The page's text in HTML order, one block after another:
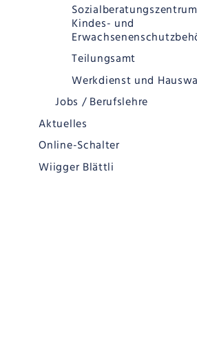
Kindes- und
Teilungsamt
Werkdienst und
Jobs / Berufslehre
Aktuelles
Online-Schalter
Wiigger Blättli